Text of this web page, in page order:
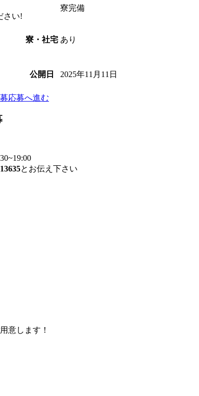
さい!
寮完備
寮・社宅 あり
公開日 2025年11月11日
応募へ進む
13635とお伝え下さい
意します！